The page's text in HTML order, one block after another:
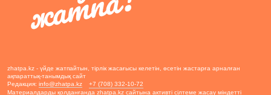
zhatpa.kz - үйде жатпайтын, тірлік жасағысы келетін, өсетін жастарға арналған
ақпараттық-танымдық сайт
Редакция: info@zhatpa.kz
+7 (708) 332-10-72
Материалдарды қолданғанда zhatpa.kz сайтына активті сілтеме жасау міндетті